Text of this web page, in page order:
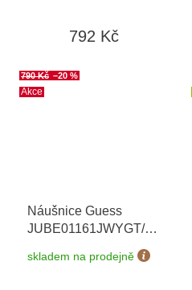
792 Kč
Akce
790 Kč –20 %
Náušnice Guess
JUBE01161JWYGT/U
+ možnost výměny do
90 dní
skladem na prodejně